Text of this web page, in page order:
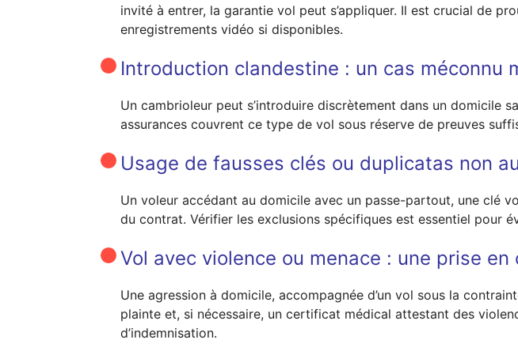
invité à entrer, la garantie vol peut s’appliquer. Il est crucial de
enregistrements vidéo si disponibles.
Introduction clandestine : un cas méconnu
Un cambrioleur peut s’introduire discrètement dans un domicile
assurances couvrent ce type de vol sous réserve de preuves
Usage de fausses clés ou duplicatas non
Un voleur accédant au domicile avec un passe-partout, une clé
du contrat. Vérifier les exclusions spécifiques est essentiel pour
Vol avec violence ou menace : une prise
Une agression à domicile, accompagnée d’un vol sous la
plainte et, si nécessaire, un certificat médical attestant des
d’indemnisation.